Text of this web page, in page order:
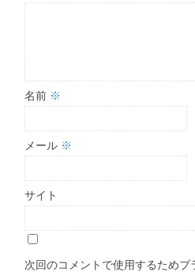
名前 ※
メール ※
サイト
次回のコメントで使用するためブ